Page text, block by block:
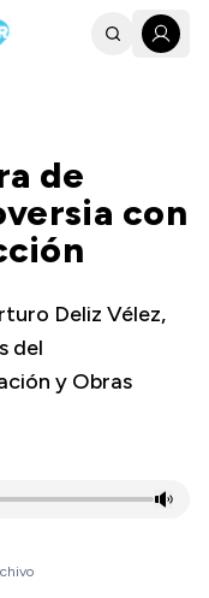
de
con
Deliz Vélez,
del
y Obras